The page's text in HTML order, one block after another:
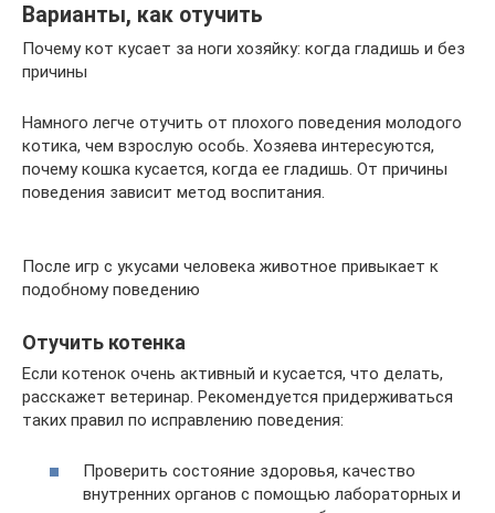
Варианты, как отучить
Почему кот кусает за ноги хозяйку: когда гладишь и без
причины
Намного легче отучить от плохого поведения молодого
котика, чем взрослую особь. Хозяева интересуются,
почему кошка кусается, когда ее гладишь. От причины
поведения зависит метод воспитания.
После игр с укусами человека животное привыкает к
подобному поведению
Отучить котенка
Если котенок очень активный и кусается, что делать,
расскажет ветеринар. Рекомендуется придерживаться
таких правил по исправлению поведения:
Проверить состояние здоровья, качество
внутренних органов с помощью лабораторных и